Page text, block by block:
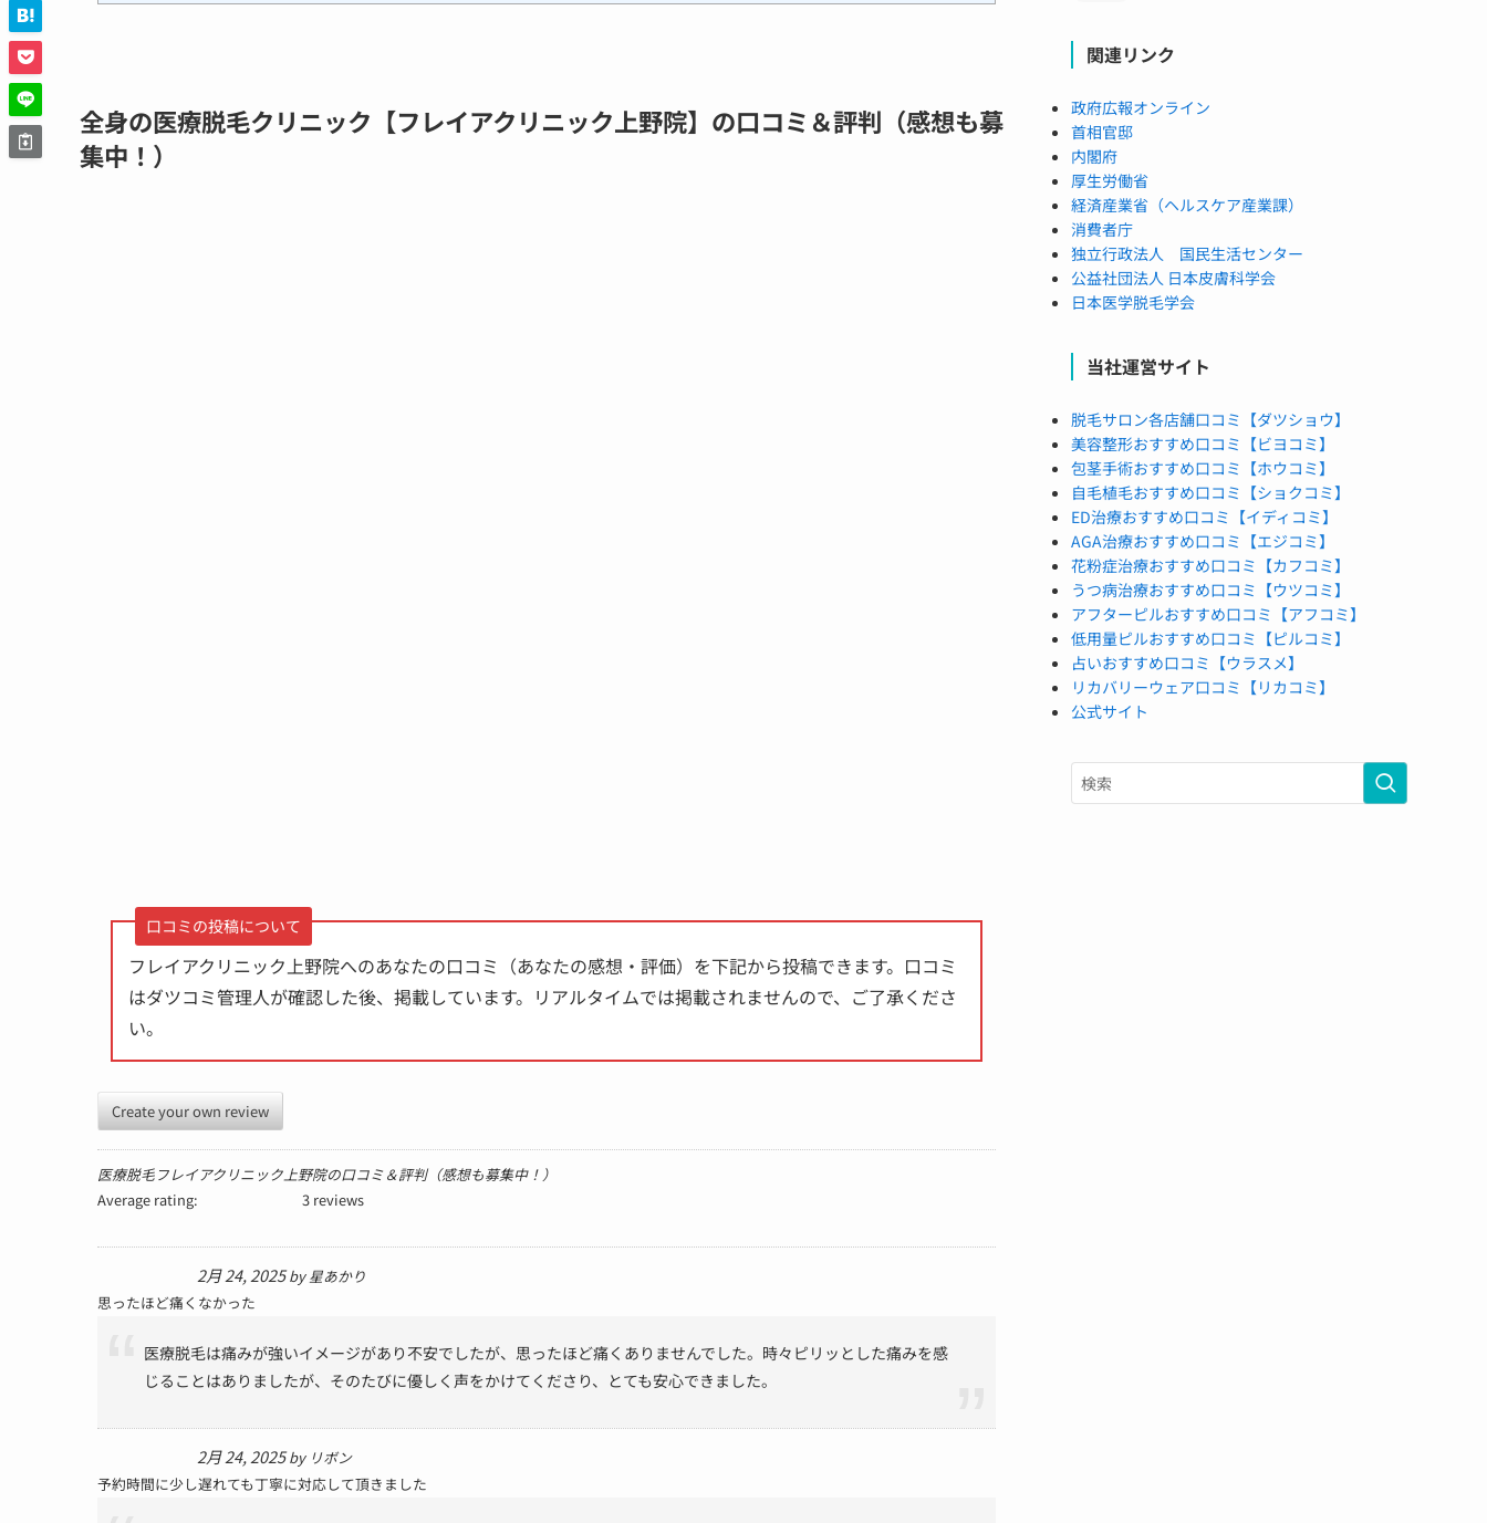
全身の医療脱毛クリニック【フレイアクリニック上野院】の口コミ＆評判（感想も募
集中！）
口コミの投稿について
フレイアクリニック上野院へのあなたの口コミ（あなたの感想・評価）を下記から投稿できます。口コミ
はダツコミ管理人が確認した後、掲載しています。 リアルタイムでは掲載されませんので、ご了承くださ
い。
Create your own review
医療脱毛フレイアクリニック上野院の口コミ＆評判（感想も募集中！）
Average rating:
3 reviews
2月 24, 2025by星あかり
思ったほど痛くなかった
医療脱毛は痛みが強いイメージがあり不安でしたが、思ったほど痛くありませんでした。時々ピリッとした痛みを感
じることはありましたが、そのたびに優しく声をかけてくださり、とても安心できました。
2月 24, 2025by リボン
予約時間に少し遅れても丁寧に対応して頂きました
関連リンク
政府広報オンライン
首相官邸
内閣府
厚生労働省
経済産業省（ヘルスケア産業課）
消費者庁
独立行政法人 国民生活センター
公益社団法人 日本皮膚科学会
日本医学脱毛学会
当社運営サイト
脱毛サロン各店舗口コミ【ダツショウ】
美容整形おすすめ口コミ【ビヨコミ】
包茎手術おすすめ口コミ【ホウコミ】
自毛植毛おすすめ口コミ【ショクコミ】
ED治療おすすめ口コミ【イディコミ】
AGA治療おすすめ口コミ【エジコミ】
花粉症治療おすすめ口コミ【カフコミ】
うつ病治療おすすめ口コミ【ウツコミ】
アフターピルおすすめ口コミ【アフコミ】
低用量ピルおすすめ口コミ【ピルコミ】
占いおすすめ口コミ【ウラスメ】
リカバリーウェア口コミ【リカコミ】
公式サイト